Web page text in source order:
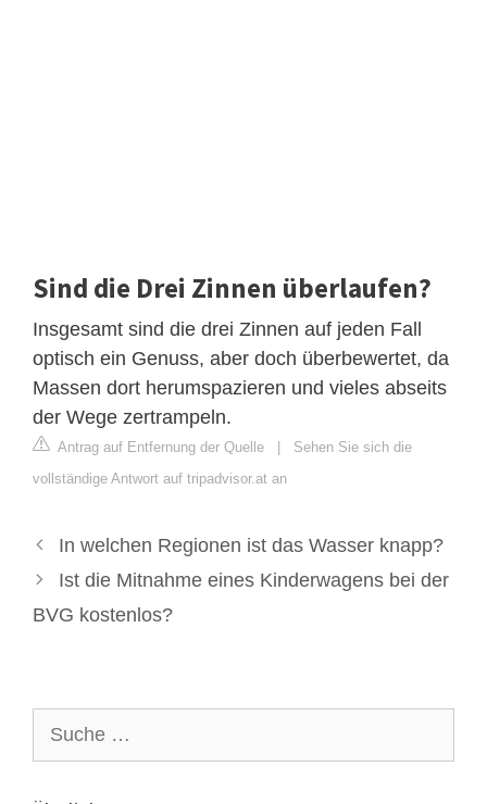
Sind die Drei Zinnen überlaufen?
Insgesamt sind die drei Zinnen auf jeden Fall
optisch ein Genuss, aber doch überbewertet, da
Massen dort herumspazieren und vieles abseits
der Wege zertrampeln.
Antrag auf Entfernung der Quelle | Sehen Sie sich die
vollständige Antwort auf tripadvisor.at an
In welchen Regionen ist das Wasser knapp?
Ist die Mitnahme eines Kinderwagens bei der
BVG kostenlos?
nach: